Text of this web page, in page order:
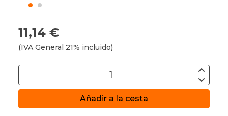
11,14 €
(IVA General 21% incluido)
Añadir a la cesta